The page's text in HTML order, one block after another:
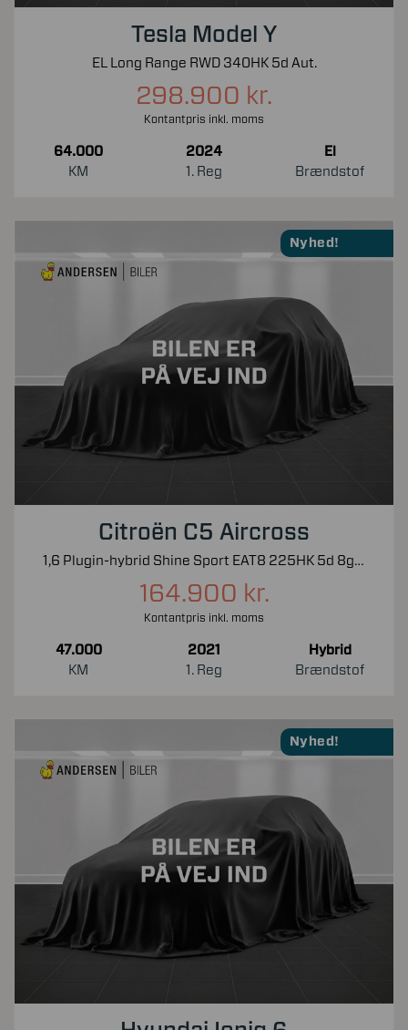
Tesla Model Y
EL Long Range RWD 340HK 5d Aut.
298.900 kr.
Kontantpris inkl. moms
64.000
KM
2024
1. Reg
El
Brændstof
Nyhed!
Citroën C5 Aircross
1,6 Plugin-hybrid Shine Sport EAT8 225HK 5d 8g Aut.
164.900 kr.
Kontantpris inkl. moms
47.000
KM
2021
1. Reg
Hybrid
Brændstof
Nyhed!